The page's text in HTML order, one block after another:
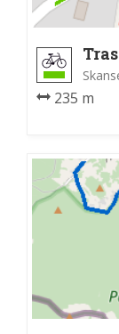
235 m